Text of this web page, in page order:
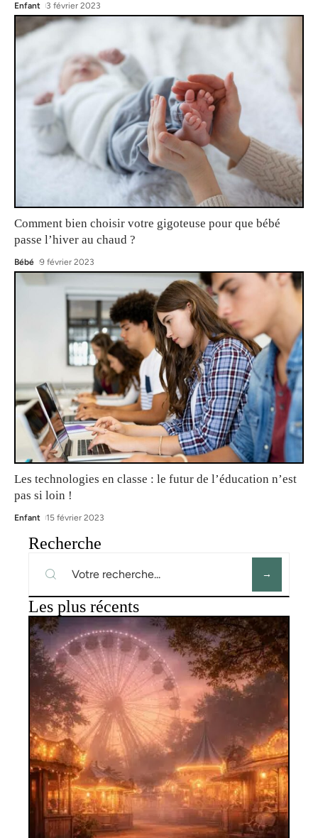
Enfant 3 février 2023
Comment bien choisir votre gigoteuse pour que bébé
passe l’hiver au chaud ?
Bébé 9 février 2023
Les technologies en classe : le futur de l’éducation n’est
pas si loin !
Enfant 15 février 2023
Recherche
Les plus récents